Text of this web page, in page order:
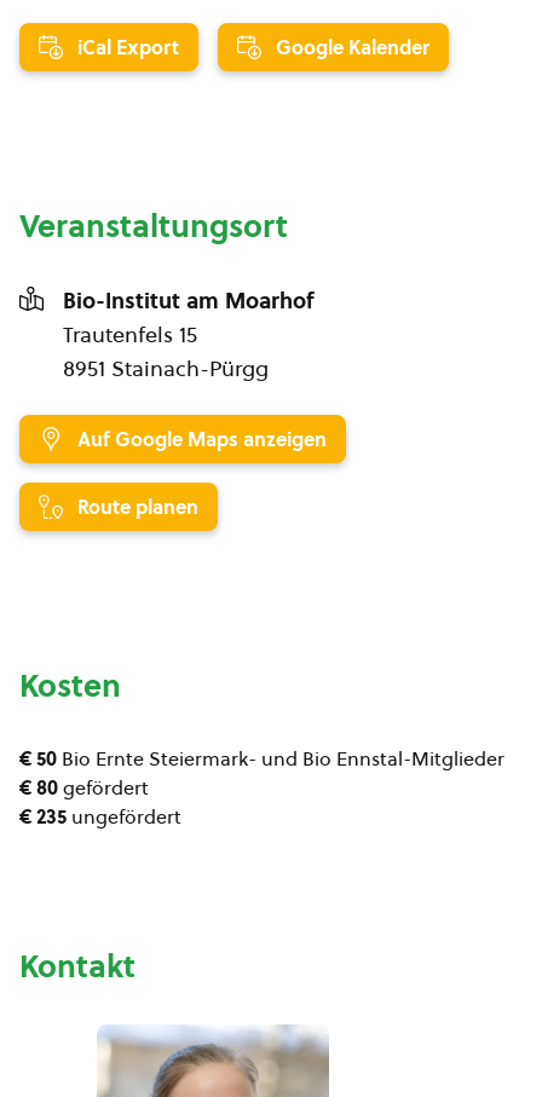
iCal Export Google Kalender
Veranstaltungsort
Bio-Institut am Moarhof
Trautenfels 15
8951 Stainach-Pürgg
Auf Google Maps anzeigen
Route planen
Kosten
€ 50 Bio Ernte Steiermark- und Bio Ennstal-Mitglieder
€ 80gefördert
€ 235 ungefördert
Kontakt